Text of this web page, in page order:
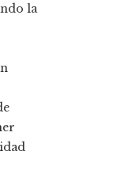
la